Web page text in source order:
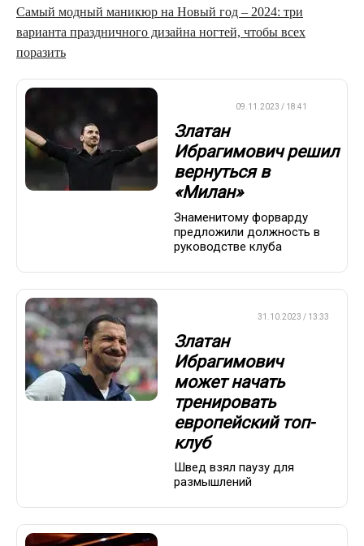
Самый модный маникюр на Новый год – 2024: три
варианта праздничного дизайна ногтей, чтобы всех
поразить
09.11.2023 / 18:41
Златан
Ибрагимович решил
вернуться в
«Милан»
Знаменитому форварду
предложили должность в
руководстве клуба
31.10.2023 / 13:33
Златан
Ибрагимович
может начать
тренировать
европейский топ-
клуб
Швед взял паузу для
размышлений